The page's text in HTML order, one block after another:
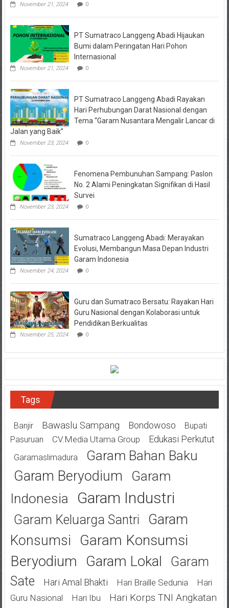
Dikerahkan
Water
Bombing
November 21, 2024 0
PT Sumatraco Langgeng Abadi Hijaukan
Bumi dalam Peringatan Hari Pohon
Internasional
November 21, 2024 0
PT Sumatraco Langgeng Abadi Rayakan
Hari Perhubungan Darat Nasional dengan
Tema “Garam Nusantara Mengalir Lancar di
Jalan yang Baik”
November 23, 2024 0
Fenomena Pembunuhan Sampang: Paslon
No. 2 Alami Peningkatan Signifikan di Hasil
Survei
November 23, 2024 0
Sumatraco Langgeng Abadi: Merayakan
Evolusi, Membangun Masa Depan Industri
Garam Indonesia
November 24, 2024 0
Guru dan Sumatraco Bersatu: Rayakan Hari
Guru Nasional dengan Kolaborasi untuk
Pendidikan Berkualitas
November 25, 2024 0
Tags
Banjir Bawaslu Sampang Bondowoso
Bupati
Pasuruan
CV.Media Utama Group Edukasi Perkutut
Garamaslimadura Garam Bahan Baku
Garam Beryodium
Garam
Indonesia
Garam Industri
Garam Keluarga Santri
Garam
Konsumsi
Garam Konsumsi
Beryodium
Garam Lokal
Garam
Sate
Hari Amal Bhakti Hari Braille Sedunia
Hari
Guru Nasional
Hari Ibu Hari Korps TNI Angkatan